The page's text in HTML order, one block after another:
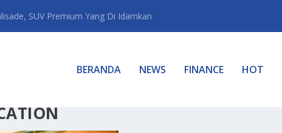
SUV Premium Yang Di Idamkan
BERANDA NEWS FINANCE HOT